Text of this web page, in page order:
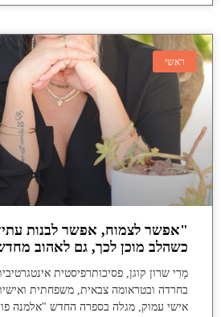
ראשי
"אפשר לצמוח, אפשר לבנות
כשהלב מוכן לכך, גם לאהוב
מָרִי שרון קוגן, פסיכותרפיסטית
בחרדה ובטראומה צבאית, משפחתית
אישי עמוק, מגלה בספרה החדש "אלמנה